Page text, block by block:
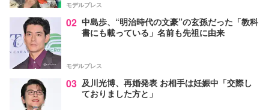
モデルプレス
02 中島歩、“明治時代の文豪”の玄孫だった「教科
書にも載っている」名前も先祖に由来
モデルプレス
03 及川光博、再婚発表 お相手は妊娠中「交際し
ておりました方と」